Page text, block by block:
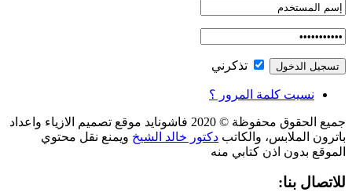
تذكرني
نسيت كلمة المرور ؟
جميع الحقوق محفوظة © 2020 فاشونايد موقع تصميم الازياء واعداد
باترون الملابس، والكاتب دكتور خالد الشيخ ويمنع نقل محتوي
الموقع بدون اذن كتابي منه
للاتصال بنا: